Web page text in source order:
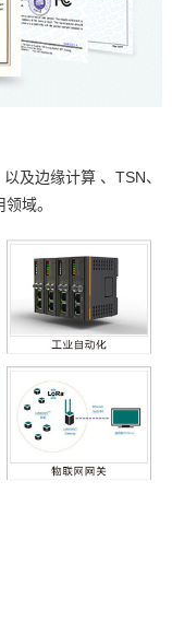
以及边缘计算 、TSN、
域。